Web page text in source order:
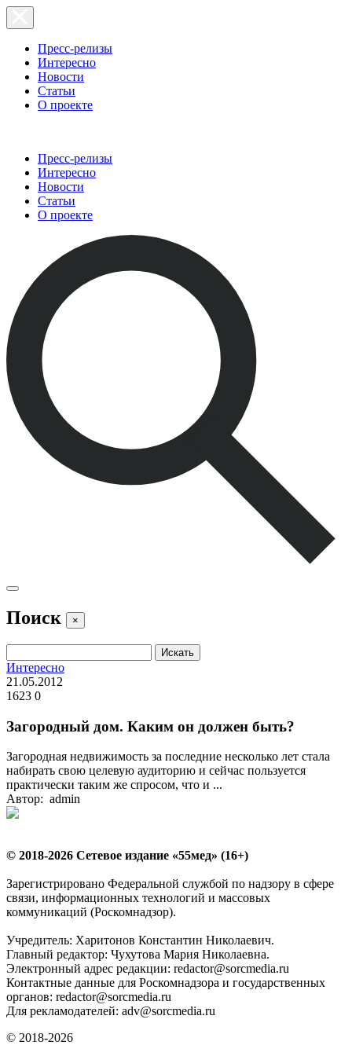
Пресс-релизы
Интересно
Новости
Статьи
О проекте
Пресс-релизы
Интересно
Новости
Статьи
О проекте
Поиск ×
Интересно
21.05.2012
1623 0
Загородный дом. Каким он должен быть?
Загородная недвижимость за последние несколько лет стала
набирать свою целевую аудиторию и сейчас пользуется
практически таким же спросом, что и ...
Автор: admin
© 2018-2026 Сетевое издание «55мед» (16+)
Зарегистрировано Федеральной службой по надзору в сфере
связи, информационных технологий и массовых
коммуникаций (Роскомнадзор).
Учредитель: Харитонов Константин Николаевич.
Главный редактор: Чухутова Мария Николаевна.
Электронный адрес редакции: redactor@sorcmedia.ru
Контактные данные для Роскомнадзора и государственных
органов: redactor@sorcmedia.ru
Для рекламодателей: adv@sorcmedia.ru
© 2018-2026